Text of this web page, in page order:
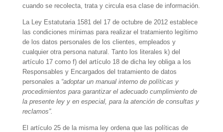
cuando se recolecta, trata y circula esa clase de información.
La Ley Estatutaria 1581 del 17 de octubre de 2012 establece
las condiciones mínimas para realizar el tratamiento legítimo
de los datos personales de los clientes, empleados y
cualquier otra persona natural. Tanto los literales k) del
artículo 17 como f) del artículo 18 de dicha ley obliga a los
Responsables y Encargados del tratamiento de datos
personales a “adoptar un manual interno de políticas y
procedimientos para garantizar el adecuado cumplimiento de
la presente ley y en especial, para la atención de consultas y
reclamos”.
El artículo 25 de la misma ley ordena que las políticas de